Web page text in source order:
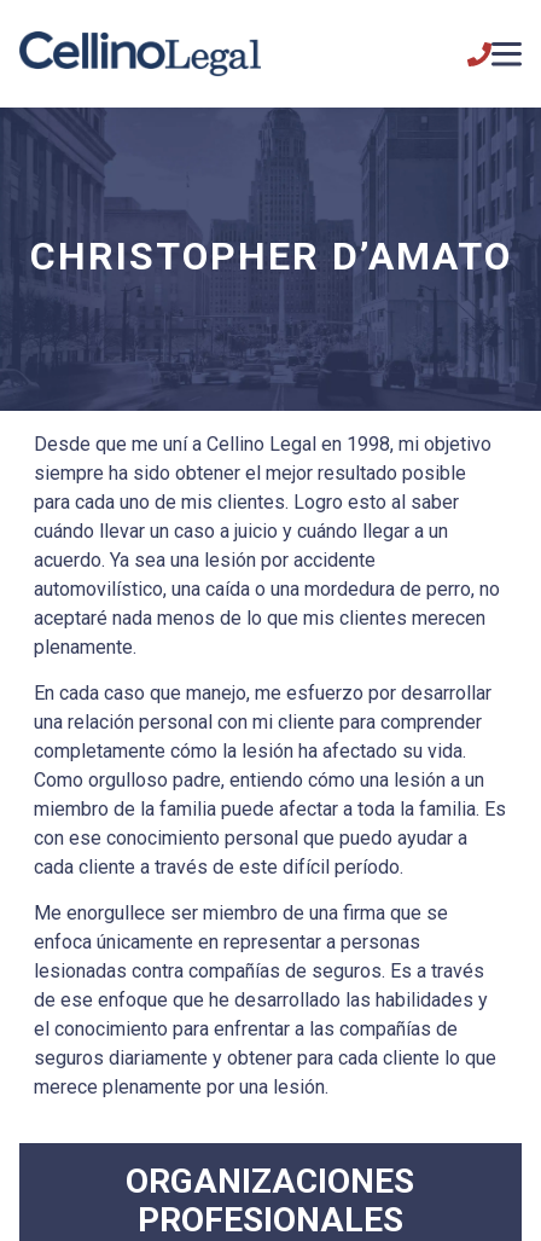
CHRISTOPHER D’AMATO
Desde que me uní a Cellino Legal en 1998, mi objetivo
siempre ha sido obtener el mejor resultado posible
para cada uno de mis clientes. Logro esto al saber
cuándo llevar un caso a juicio y cuándo llegar a un
acuerdo. Ya sea una lesión por accidente
automovilístico, una caída o una mordedura de perro, no
aceptaré nada menos de lo que mis clientes merecen
plenamente.
En cada caso que manejo, me esfuerzo por desarrollar
una relación personal con mi cliente para comprender
completamente cómo la lesión ha afectado su vida.
Como orgulloso padre, entiendo cómo una lesión a un
miembro de la familia puede afectar a toda la familia. Es
con ese conocimiento personal que puedo ayudar a
cada cliente a través de este difícil período.
Me enorgullece ser miembro de una firma que se
enfoca únicamente en representar a personas
lesionadas contra compañías de seguros. Es a través
de ese enfoque que he desarrollado las habilidades y
el conocimiento para enfrentar a las compañías de
seguros diariamente y obtener para cada cliente lo que
merece plenamente por una lesión.
ORGANIZACIONES
PROFESIONALES